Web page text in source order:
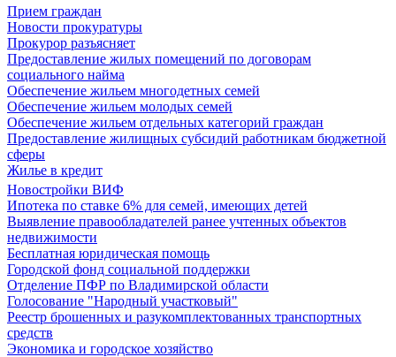
Прием граждан
Новости прокуратуры
Прокурор разъясняет
Предоставление жилых помещений по договорам
социального найма
Обеспечение жильем многодетных семей
Обеспечение жильем молодых семей
Обеспечение жильем отдельных категорий граждан
Предоставление жилищных субсидий работникам бюджетной
сферы
Жилье в кредит
Новостройки ВИФ
Ипотека по ставке 6% для семей, имеющих детей
Выявление правообладателей ранее учтенных объектов
недвижимости
Бесплатная юридическая помощь
Городской фонд социальной поддержки
Отделение ПФР по Владимирской области
Голосование "Народный участковый"
Реестр брошенных и разукомплектованных транспортных
средств
Экономика и городское хозяйство